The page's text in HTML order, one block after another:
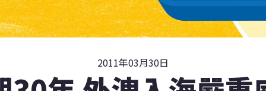
2011年03月30日